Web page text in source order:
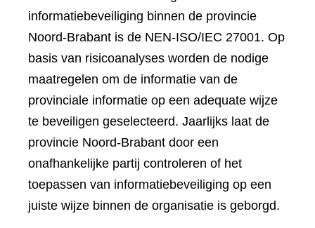
informatiebeveiliging binnen de provincie
Noord-Brabant is de NEN-ISO/IEC 27001. Op
basis van risicoanalyses worden de nodige
maatregelen om de informatie van de
provinciale informatie op een adequate wijze
te beveiligen geselecteerd. Jaarlijks laat de
provincie Noord-Brabant door een
onafhankelijke partij controleren of het
toepassen van informatiebeveiliging op een
juiste wijze binnen de organisatie is geborgd.